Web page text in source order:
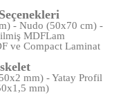
- Nudo (50x70 cm) -
MDFLam
ve Compact Laminat
mm) - Yatay Profil
mm)